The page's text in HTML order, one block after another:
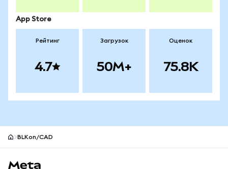
App Store
Рейтинг
4.7
Загрузок
50M+
Оценок
75.8K
BLKon/CAD